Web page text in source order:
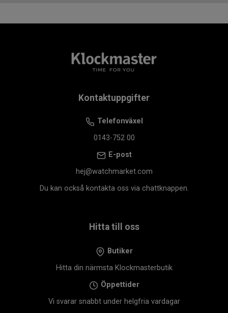
Kontaktuppgifter
Telefonväxel
0143-752 00
E-post
hej@watchmarket.com
Du kan också kontakta oss via chattknappen.
Hitta till oss
Butiker
Hitta din närmsta Klockmasterbutik
Öppettider
Vi svarar snabbt under helgfria vardagar